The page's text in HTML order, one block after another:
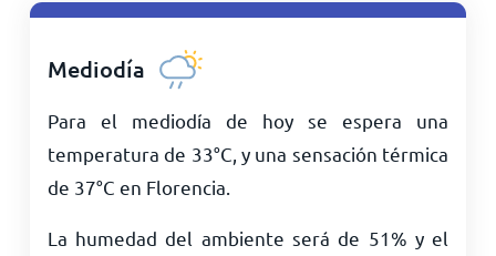
Mediodía
Para el mediodía de hoy se espera una
temperatura de 33°C , y una sensación térmica
de 37°C en Florencia.
La humedad del ambiente será de 51% y el